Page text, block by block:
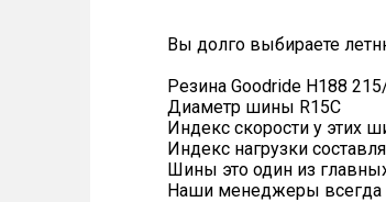
Вы долго выбираете
Резина Goodride H188
Диаметр шины R15C
Индекс скорости у этих
Индекс нагрузки
Шины это один из
Наши менеджеры всегда